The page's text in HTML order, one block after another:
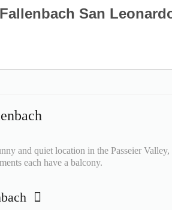
San
and quiet location in the Passeier
each have a balcony.